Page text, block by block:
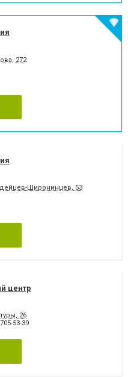
272
Широнинцев, 53
центр
26
53-39